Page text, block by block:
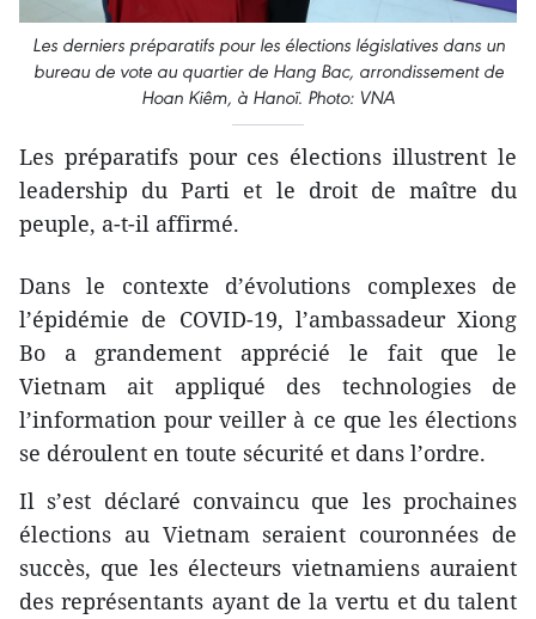
Les derniers préparatifs pour les élections législatives dans un
bureau de vote au quartier de Hang Bac, arrondissement de
Hoan Kiêm, à Hanoï. Photo: VNA
Les préparatifs pour ces élections illustrent le
leadership du Parti et le droit de maître du
peuple, a-t-il affirmé.
Dans le contexte d’évolutions complexes de
l’épidémie de COVID-19, l’ambassadeur Xiong
Bo a grandement apprécié le fait que le
Vietnam ait appliqué des technologies de
l’information pour veiller à ce que les élections
se déroulent en toute sécurité et dans l’ordre.
Il s’est déclaré convaincu que les prochaines
élections au Vietnam seraient couronnées de
succès, que les électeurs vietnamiens auraient
des représentants ayant de la vertu et du talent